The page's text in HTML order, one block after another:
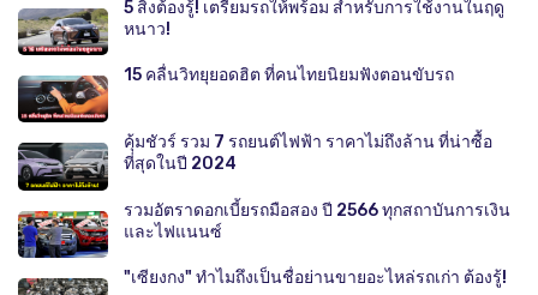
5 สิ่งต้องรู้! เตรียมรถให้พร้อม สำหรับการใช้งานในฤดู
หนาว!
15 คลื่นวิทยุยอดฮิต ที่คนไทยนิยมฟังตอนขับรถ
คุ้มชัวร์ รวม 7 รถยนต์ไฟฟ้า ราคาไม่ถึงล้าน ที่น่าซื้อ
ที่สุดในปี 2024
รวมอัตราดอกเบี้ยรถมือสอง ปี 2566 ทุกสถาบันการเงิน
และไฟแนนซ์
"เซียงกง" ทำไมถึงเป็นชื่อย่านขายอะไหล่รถเก่า ต้องรู้!